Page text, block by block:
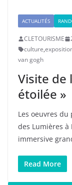
ACTUALITÉS
CLETOURISME
culture,
van gogh
Visite de
étoilée »
Les oeuvres du
des Lumières
immersive
Read More